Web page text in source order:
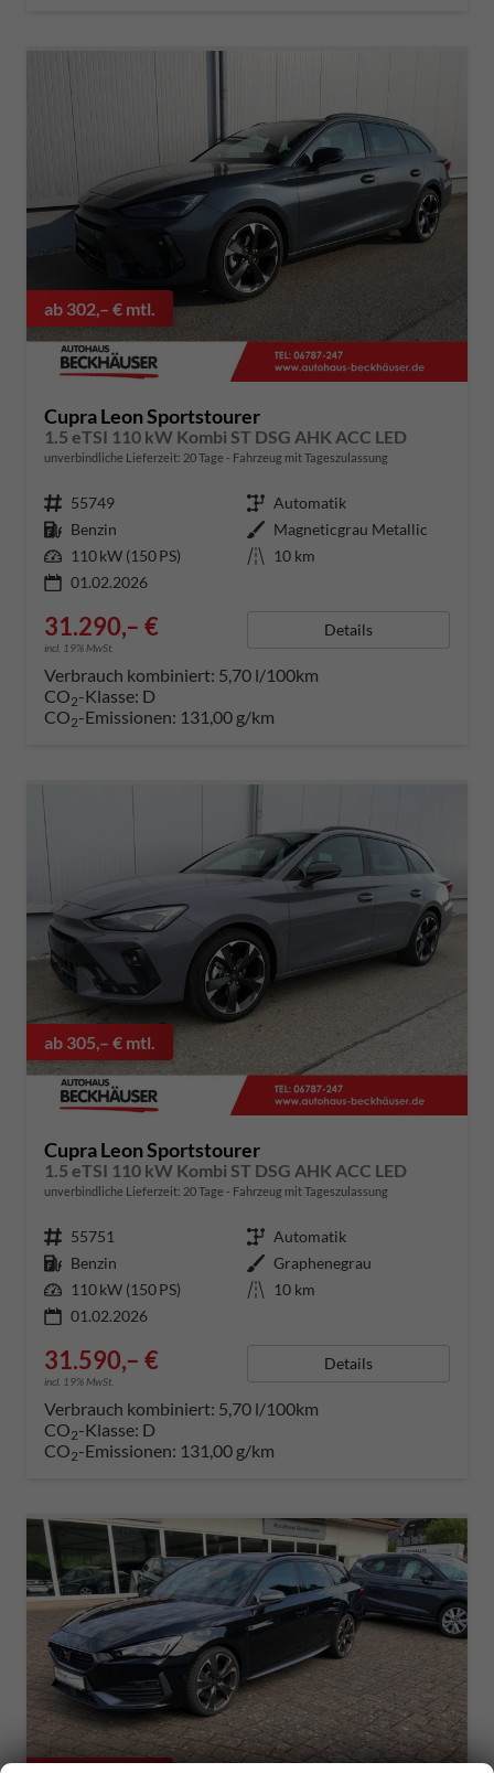
ab 302,– € mtl.
Cupra Leon Sportstourer
1.5 eTSI 110 kW Kombi ST DSG AHK ACC LED
unverbindliche Lieferzeit: 20 Tage Fahrzeug mit Tageszulassung
Fahrzeugnummer 55749 Getriebe Automatik
Kraftstoff Benzin Außenfarbe Magneticgrau Metallic
Leistung 110 kW (150 PS) Kilometerstand 10 km
01.02.2026
31.290,– €
incl. 19% MwSt.
Details
Verbrauch kombiniert: 5,70 l/100km
CO2-Klasse: D
CO2-Emissionen: 131,00 g/km
ab 305,– € mtl.
Cupra Leon Sportstourer
1.5 eTSI 110 kW Kombi ST DSG AHK ACC LED
unverbindliche Lieferzeit: 20 Tage Fahrzeug mit Tageszulassung
Fahrzeugnummer 55751 Getriebe Automatik
Kraftstoff Benzin Außenfarbe Graphenegrau
Leistung 110 kW (150 PS) Kilometerstand 10 km
01.02.2026
31.590,– €
incl. 19% MwSt.
Details
Verbrauch kombiniert: 5,70 l/100km
CO2-Klasse: D
CO2-Emissionen: 131,00 g/km